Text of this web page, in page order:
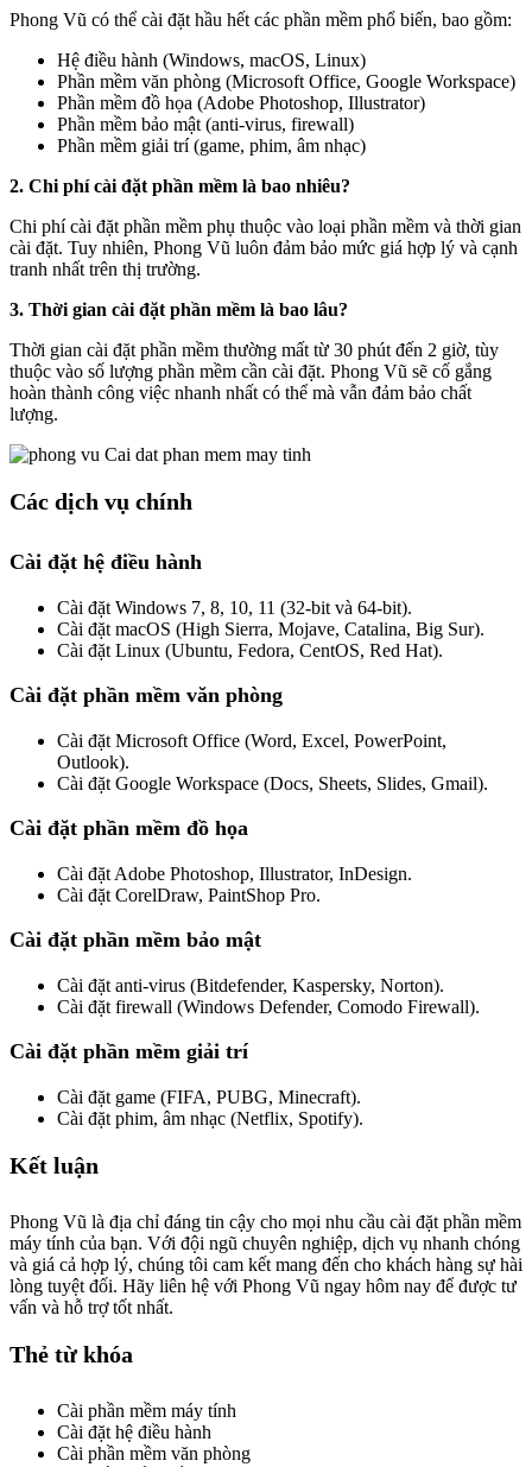
Phong Vũ có thể cài đặt hầu hết các phần mềm phổ biến, bao gồm:
Hệ điều hành (Windows, macOS, Linux)
Phần mềm văn phòng (Microsoft Office, Google Workspace)
Phần mềm đồ họa (Adobe Photoshop, Illustrator)
Phần mềm bảo mật (anti-virus, firewall)
Phần mềm giải trí (game, phim, âm nhạc)
2. Chi phí cài đặt phần mềm là bao nhiêu?
Chi phí cài đặt phần mềm phụ thuộc vào loại phần mềm và thời gian
cài đặt. Tuy nhiên, Phong Vũ luôn đảm bảo mức giá hợp lý và cạnh
tranh nhất trên thị trường.
3. Thời gian cài đặt phần mềm là bao lâu?
Thời gian cài đặt phần mềm thường mất từ 30 phút đến 2 giờ, tùy
thuộc vào số lượng phần mềm cần cài đặt. Phong Vũ sẽ cố gắng
hoàn thành công việc nhanh nhất có thể mà vẫn đảm bảo chất
lượng.
Các dịch vụ chính
Cài đặt hệ điều hành
Cài đặt Windows 7, 8, 10, 11 (32-bit và 64-bit).
Cài đặt macOS (High Sierra, Mojave, Catalina, Big Sur).
Cài đặt Linux (Ubuntu, Fedora, CentOS, Red Hat).
Cài đặt phần mềm văn phòng
Cài đặt Microsoft Office (Word, Excel, PowerPoint,
Outlook).
Cài đặt Google Workspace (Docs, Sheets, Slides, Gmail).
Cài đặt phần mềm đồ họa
Cài đặt Adobe Photoshop, Illustrator, InDesign.
Cài đặt CorelDraw, PaintShop Pro.
Cài đặt phần mềm bảo mật
Cài đặt anti-virus (Bitdefender, Kaspersky, Norton).
Cài đặt firewall (Windows Defender, Comodo Firewall).
Cài đặt phần mềm giải trí
Cài đặt game (FIFA, PUBG, Minecraft).
Cài đặt phim, âm nhạc (Netflix, Spotify).
Kết luận
Phong Vũ là địa chỉ đáng tin cậy cho mọi nhu cầu cài đặt phần mềm
máy tính của bạn. Với đội ngũ chuyên nghiệp, dịch vụ nhanh chóng
và giá cả hợp lý, chúng tôi cam kết mang đến cho khách hàng sự hài
lòng tuyệt đối. Hãy liên hệ với Phong Vũ ngay hôm nay để được tư
vấn và hỗ trợ tốt nhất.
Thẻ từ khóa
Cài phần mềm máy tính
Cài đặt hệ điều hành
Cài phần mềm văn phòng